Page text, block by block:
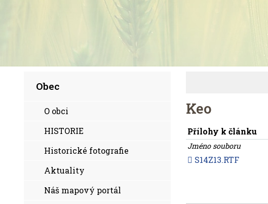
Obec
O obci
HISTORIE
Historické fotografie
Aktuality
Náš mapový portál
Keo
Přílohy k článku
Jméno souboru
S14Z13.RTF